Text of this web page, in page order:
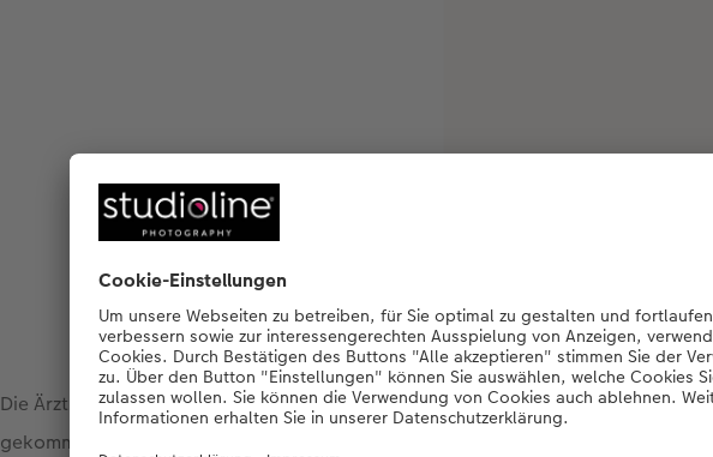
Die Ärztin aus Bensheim an der Bergstraße hat drei Kinder: Zwillinge, die gerade
gekommen sind und eine dreieinhalbjährige Tochter. Nebenbei ist sie kreativ,